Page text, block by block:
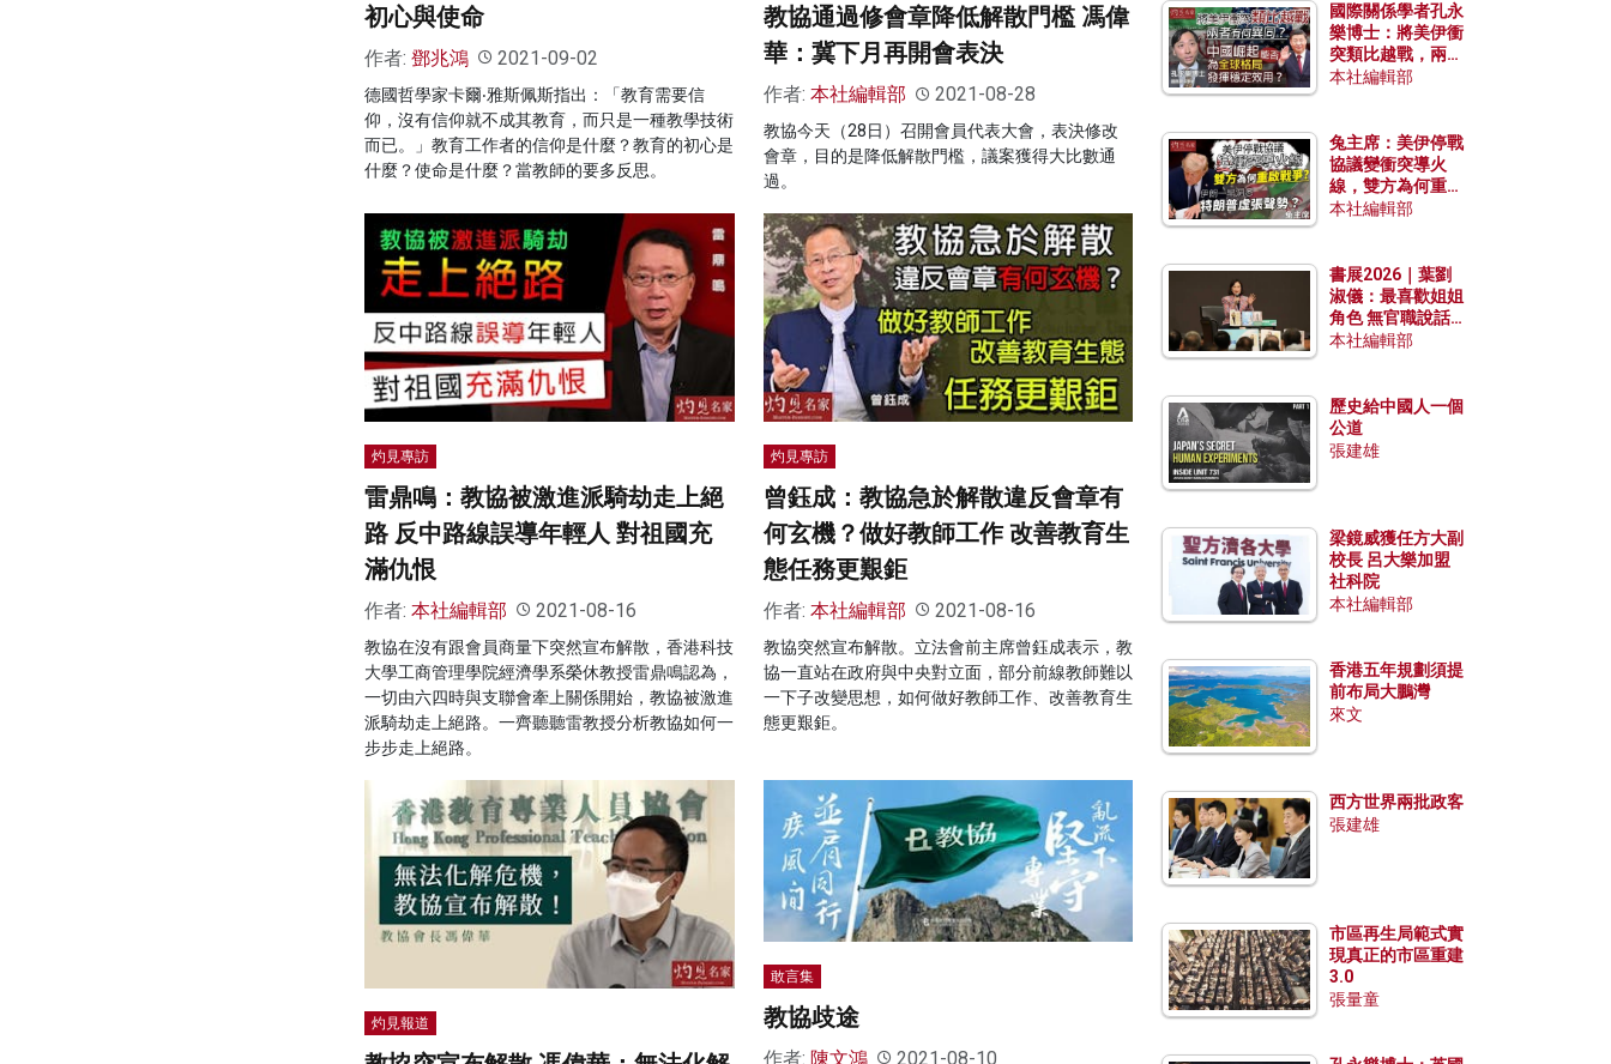
初心與使命
作者: 鄧兆鴻 2021-09-02
德國哲學家卡爾‧雅斯佩斯指出：「教育需要信
仰，沒有信仰就不成其教育，而只是一種教學技術
而已。」教育工作者的信仰是什麼？教育的初心是
什麼？使命是什麼？當教師的要多反思。
教協通過修會章降低解散門檻 馮偉
華：冀下月再開會表決
作者: 本社編輯部 2021-08-28
教協今天（28日）召開會員代表大會，表決修改
會章，目的是降低解散門檻，議案獲得大比數通
過。
灼見專訪
雷鼎鳴：教協被激進派騎劫走上絕
路 反中路線誤導年輕人 對祖國充
滿仇恨
作者: 本社編輯部 2021-08-16
教協在沒有跟會員商量下突然宣布解散，香港科技
大學工商管理學院經濟學系榮休教授雷鼎鳴認為，
一切由六四時與支聯會牽上關係開始，教協被激進
派騎劫走上絕路。一齊聽聽雷教授分析教協如何一
步步走上絕路。
灼見專訪
曾鈺成：教協急於解散違反會章有
何玄機？做好教師工作 改善教育生
態任務更艱鉅
作者: 本社編輯部 2021-08-16
教協突然宣布解散。立法會前主席曾鈺成表示，教
協一直站在政府與中央對立面，部分前線教師難以
一下子改變思想，如何做好教師工作、改善教育生
態更艱鉅。
灼見報道
敢言集
教協歧途
作者: 陳文鴻 2021-08-10
國際關係學者孔永
樂博士：將美伊衝
突類比越戰，兩者
有何異同？中國崛
本社編輯部
兔主席：美伊停戰
協議變衝突導火
線，雙方為何重啟
戰爭？伊朗一早洞
本社編輯部
書展2026｜葉劉
淑儀：最喜歡姐姐
角色 無官職說話
包袱少
本社編輯部
歷史給中國人一個
公道
張建雄
梁鏡威獲任方大副
校長 呂大樂加盟
社科院
本社編輯部
香港五年規劃須提
前布局大鵬灣
來文
西方世界兩批政客
張建雄
市區再生局範式實
現真正的市區重建
3.0
張量童